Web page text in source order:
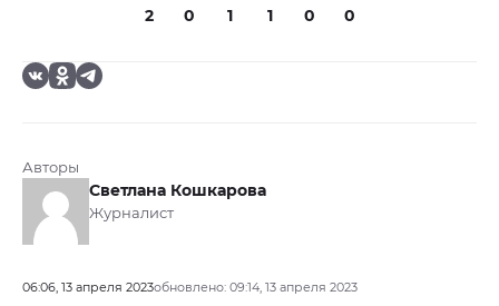
2 0 1 1 0 0
Авторы
Светлана Кошкарова
Журналист
06:06, 13 апреля 2023обновлено: 09:14, 13 апреля 2023